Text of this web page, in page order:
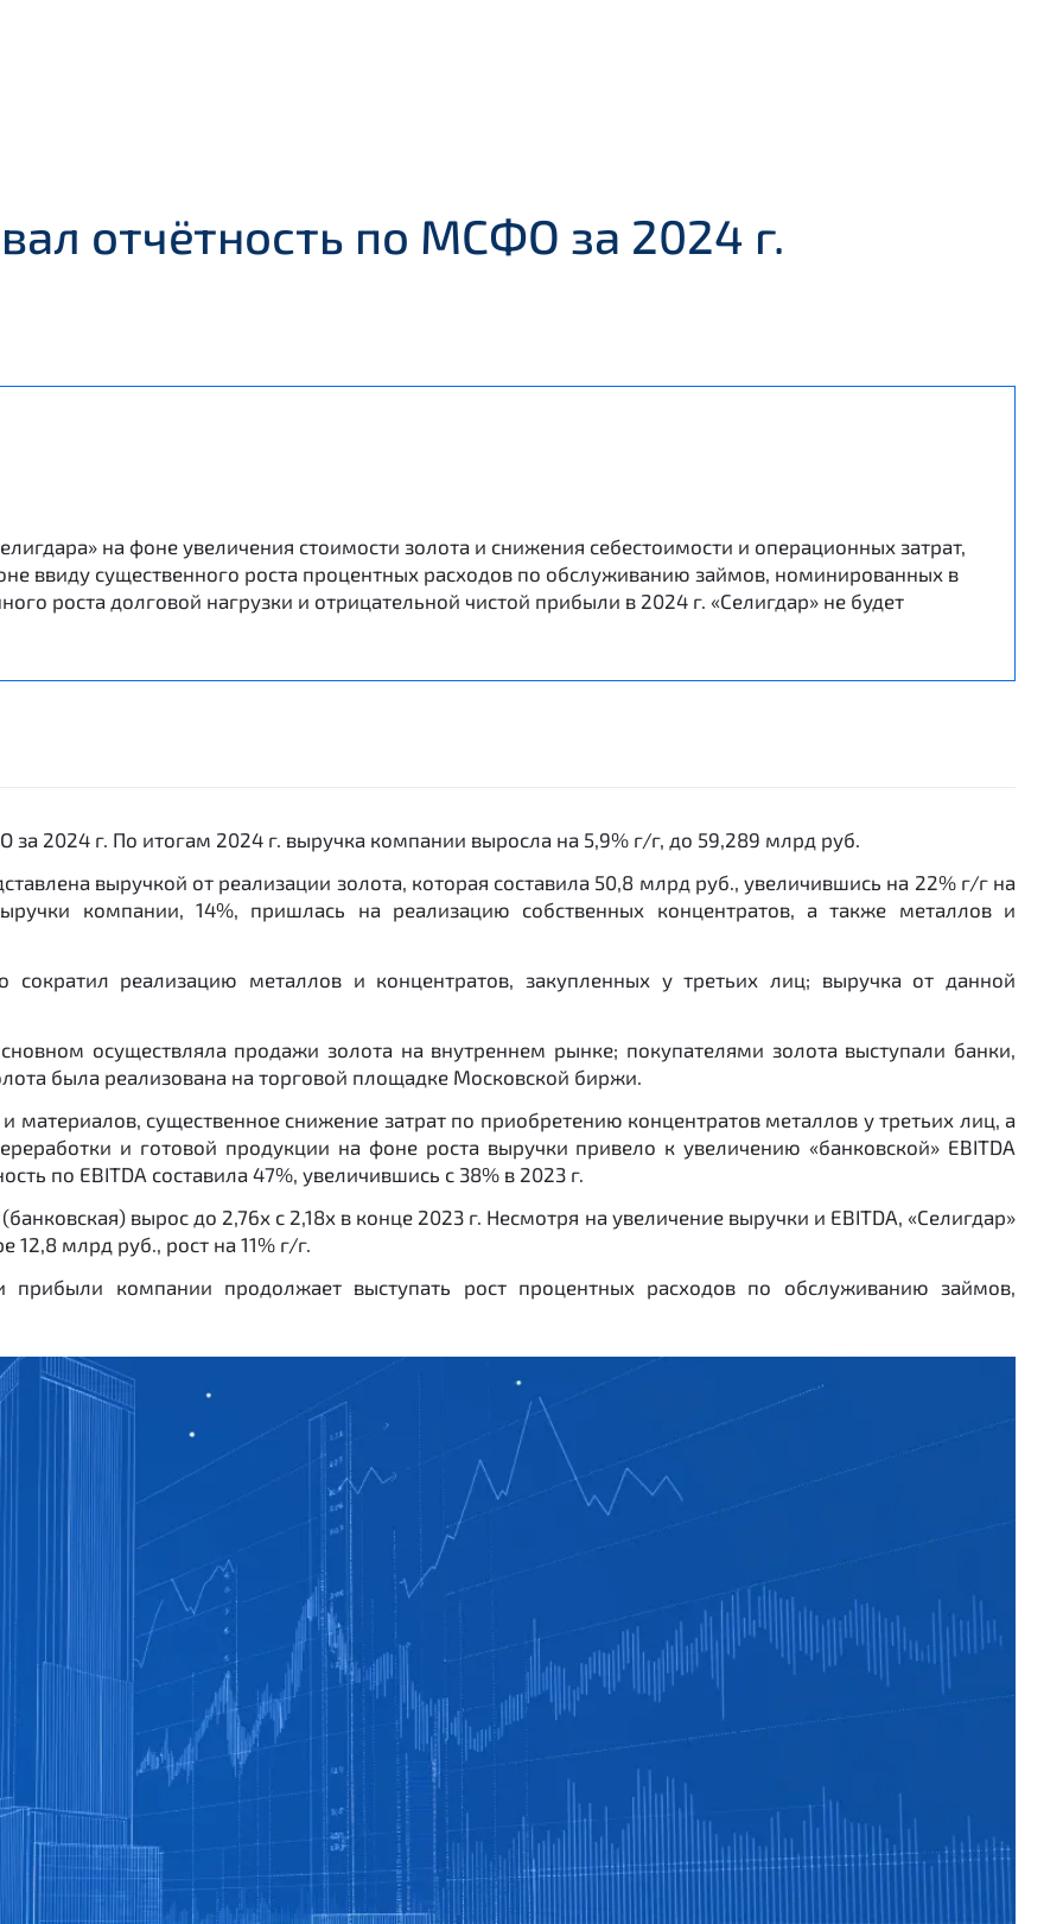
отчётность по МСФО за 2024 г.
на фоне увеличения стоимости золота и снижения себестоимости и операционных затрат,
ввиду существенного роста процентных расходов по обслуживанию займов, номинированных в
роста долговой нагрузки и отрицательной чистой прибыли в 2024 г. «Селигдар» не будет
2024 г. По итогам 2024 г. выручка компании выросла на 5,9% г/г, до 59,289 млрд руб.
выручкой от реализации золота, которая составила 50,8 млрд руб., увеличившись на 22% г/г на
компании, 14%, пришлась на реализацию собственных концентратов, а также металлов и
сократил реализацию металлов и концентратов, закупленных у третьих лиц; выручка от данной
осуществляла продажи золота на внутреннем рынке; покупателями золота выступали банки,
была реализована на торговой площадке Московской биржи.
материалов, существенное снижение затрат по приобретению концентратов металлов у третьих лиц, а
и готовой продукции на фоне роста выручки привело к увеличению «банковской» EBITDA
по EBITDA составила 47%, увеличившись с 38% в 2023 г.
вырос до 2,76х с 2,18х в конце 2023 г. Несмотря на увеличение выручки и EBITDA, «Селигдар»
12,8 млрд руб., рост на 11% г/г.
компании продолжает выступать рост процентных расходов по обслуживанию займов,